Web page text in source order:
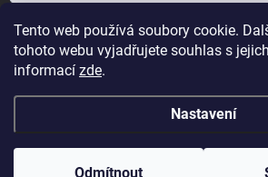
Tento web používá soubory cookie.
tohoto webu vyjadřujete souhlas s
informací zde.
Nastavení
Odmítnout
Vložením e-mailu souhlasíte spodmínkami
Přihlásit se
Copyright 2026DOCTORFISHING.CZ.